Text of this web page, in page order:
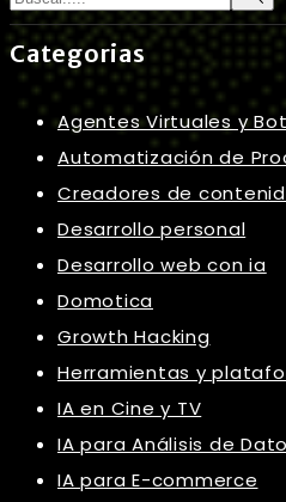
Categorias
Agentes Virtuales y
Automatización de
Creadores de
Desarrollo personal
Desarrollo web con ia
Domotica
Growth Hacking
Herramientas y
IA en Cine y TV
IA para Análisis de
IA para E-commerce